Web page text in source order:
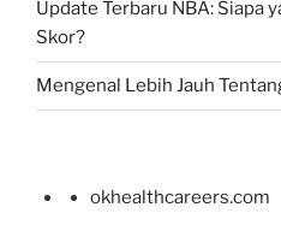
Update Terbaru NBA: Siapa
Skor?
Mengenal Lebih Jauh
okhealthcareers.com